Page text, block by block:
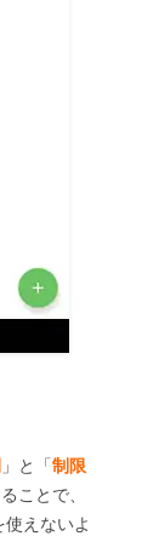
」と「制限
ことで、
えないよ